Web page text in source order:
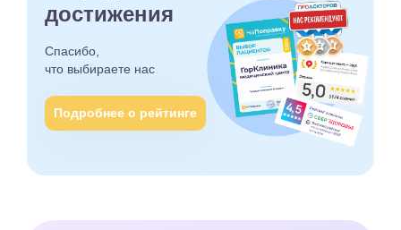
достижения
Спасибо,
что выбираете нас
Подробнее о рейтинге